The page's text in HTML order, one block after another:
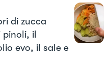
di zucca
pinoli, il
evo, il sale e